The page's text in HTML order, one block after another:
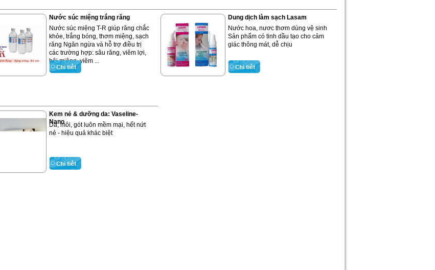
Nước súc miệng trắng răng
Nước súc miệng T-R giúp răng chắc
khỏe, trắng bóng, thơm miệng, sạch
răng Ngăn ngừa và hỗ trợ điều trị
các trường hợp: sâu răng, viêm lợi,
hôi miệng, viêm ...
Dung dịch làm sạch Lasam
Nước hoa, nươc thơm dùng vệ sinh
Sản phẩm có tinh dầu tạo cho cảm
giác thông mát, dễ chịu
Kem nẻ & dưỡng da: Vaseline-
Nano
Da, môi, gót luôn mềm mại, hết nứt
nẻ - hiệu quả khác biệt